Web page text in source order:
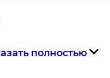
полностью